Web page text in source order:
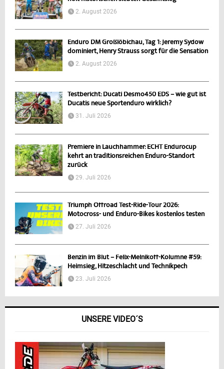
2. August 2026
Enduro DM Großlöbichau, Tag 1: Jeremy Sydow
dominiert, Henry Strauss sorgt für die Sensation
2. August 2026
Testbericht: Ducati Desmo450 EDS – wie gut ist
Ducatis neue Sportenduro wirklich?
31. Juli 2026
Premiere in Lauchhammer: ECHT Endurocup
kehrt an traditionsreichen Enduro-Standort
zurück
29. Juli 2026
Triumph Offroad Test-Ride-Tour 2026:
Motocross- und Enduro-Bikes kostenlos testen
27. Juli 2026
Benzin im Blut – Felix-Melnikoff-Kolumne #59:
Heimsieg, Hitzeschlacht und Technikpech
23. Juli 2026
UNSERE VIDEO´S